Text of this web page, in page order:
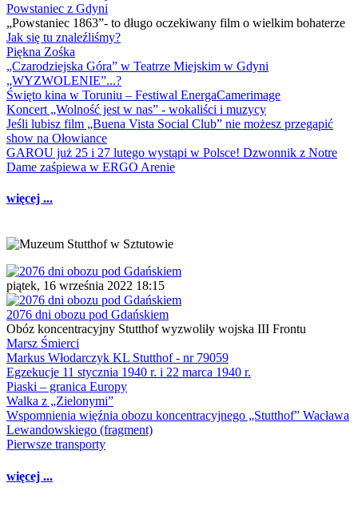
Powstaniec z Gdyni
„Powstaniec 1863”- to długo oczekiwany film o wielkim bohaterze
Jak się tu znaleźliśmy?
Piękna Zośka
„Czarodziejska Góra” w Teatrze Miejskim w Gdyni
„WYZWOLENIE”...?
Święto kina w Toruniu – Festiwal EnergaCamerimage
Koncert „Wolność jest w nas” - wokaliści i muzycy
Jeśli lubisz film „Buena Vista Social Club” nie możesz przegapić
show na Ołowiance
GAROU już 25 i 27 lutego wystąpi w Polsce! Dzwonnik z Notre
Dame zaśpiewa w ERGO Arenie
więcej ...
piątek, 16 września 2022 18:15
2076 dni obozu pod Gdańskiem
Obóz koncentracyjny Stutthof wyzwoliły wojska III Frontu
Marsz Śmierci
Markus Włodarczyk KL Stutthof - nr 79059
Egzekucje 11 stycznia 1940 r. i 22 marca 1940 r.
Piaski – granica Europy
Walka z „Zielonymi”
Wspomnienia więźnia obozu koncentracyjnego „Stutthof” Wacława
Lewandowskiego (fragment)
Pierwsze transporty
więcej ...